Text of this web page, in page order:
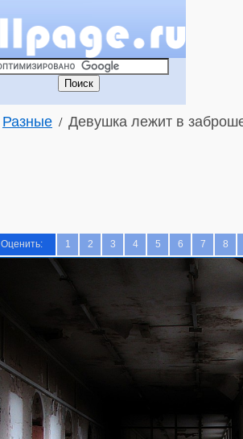
Разные / Девушка лежит в
Оценить: 1 2 3 4 5 6 7 8